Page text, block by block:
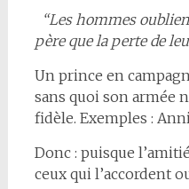
“Les hommes
père que la perte de
Un prince en
sans quoi son armée
fidèle. Exemples :
Donc : puisque
ceux qui l’accordent